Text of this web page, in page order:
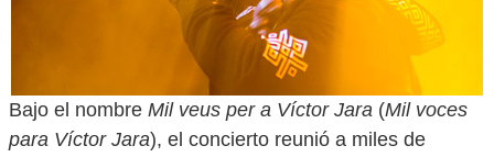
Bajo el nombre Mil veus per a Víctor Jara (Mil voces
para Víctor Jara), el concierto reunió a miles de